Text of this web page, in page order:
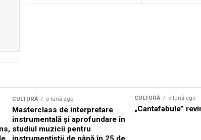
CULTURĂ o lună ago
Masterclass de interpretare
instrumentală și aprofundare în
studiul muzicii pentru
CULTURĂ o lună ago
„Cantafabule”